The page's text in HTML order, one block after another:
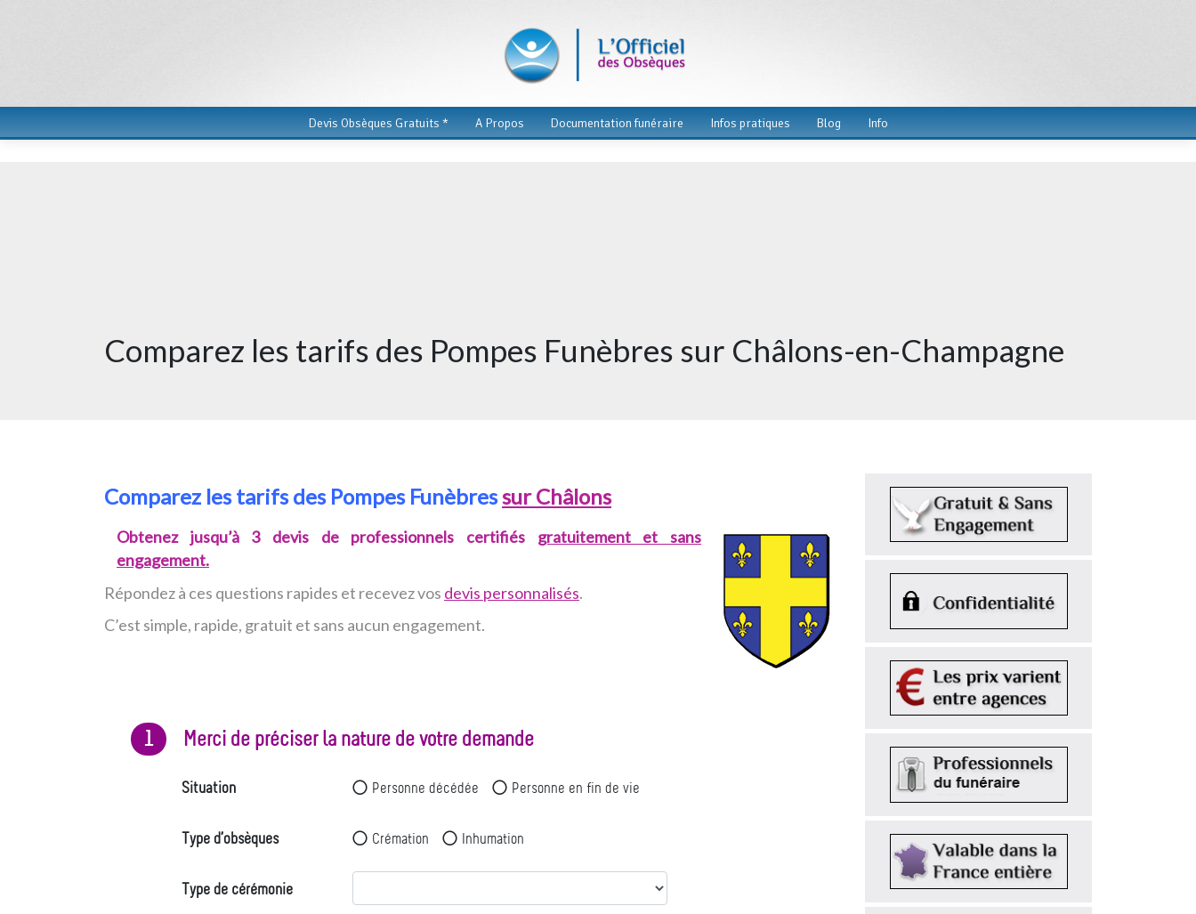
Devis Obsèques Gratuits * A Propos Documentation funéraire Infos pratiques Blog Info
Comparez les tarifs des Pompes Funèbres sur Châlons-en-Champagne
Comparez les tarifs des Pompes Funèbressur Châlons
Obtenez jusqu’à 3 devis de professionnels certifiés gratuitement et sans
engagement.
Répondez à ces questions rapides et recevezvos devis personnalisés.
C’est simple, rapide, gratuit et sans aucun engagement.